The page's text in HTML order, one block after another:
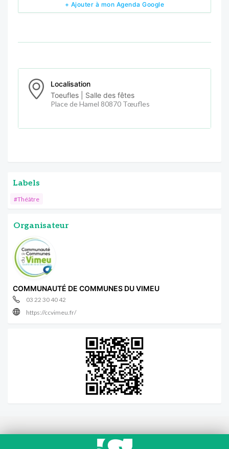
+ Ajouter à mon Agenda Google
Localisation
Toeufles | Salle des fêtes
Place de Hamel 80870 Tœufles
Labels
#Théâtre
Organisateur
COMMUNAUTÉ DE COMMUNES DU VIMEU
03 22 30 40 42
https://ccvimeu.fr/